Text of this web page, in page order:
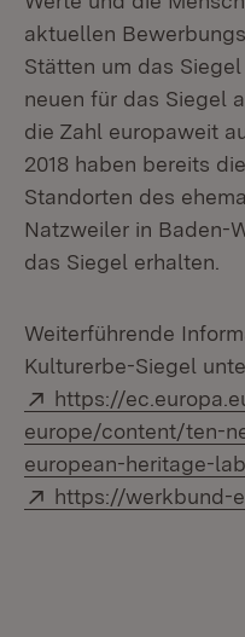
aktuellen
Stätten um das
neuen für das Siegel
die Zahl europaweit
2018 haben bereits
Standorten des
Natzweiler in Baden-
das Siegel erhalten.
Weiterführende
Kulturerbe-Siegel
Extern:
https://
europe/content/ten-
european-heritage-
Extern:
https://werkbund-